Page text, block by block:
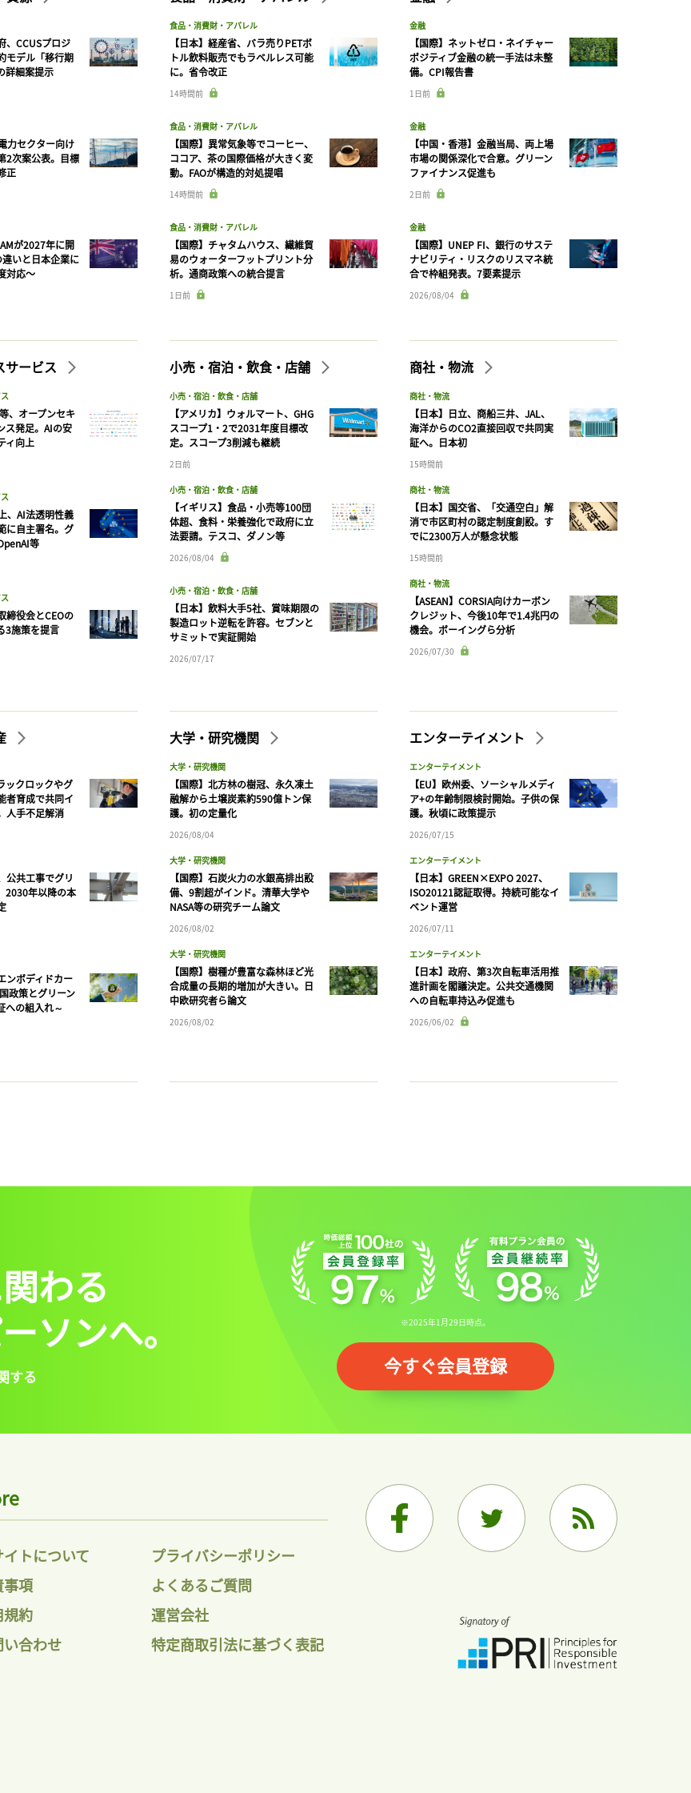
、CCUSプロジ
モデル「移行期
詳細案提示
力セクター向け
2次案公表。目標
正
が2027年に開
いと日本企業に
対応〜
食品・消費財・アパレル
【日本】経産省、バラ売りPETボ
トル飲料販売でもラベルレス可能
に。省令改正
14時間前
食品・消費財・アパレル
【国際】異常気象等でコーヒー、
ココア、茶の国際価格が大きく変
動。FAOが構造的対処提唱
14時間前
食品・消費財・アパレル
【国際】チャタムハウス、繊維貿
易のウォーターフットプリント分
析。通商政策への統合提言
1日前
金融
【国際】ネットゼロ・ネイチャー
ポジティブ金融の統一手法は未整
備。CPI報告書
1日前
金融
【中国・香港】金融当局、両上場
市場の関係深化で合意。グリーン
ファイナンス促進も
2日前
金融
【国際】UNEP FI、銀行のサステ
ナビリティ・リスクのリスマネ統
合で枠組発表。7要素提示
2026/08/04
サービス
、オープンセキ
ス発足。AIの安
ィ向上
、AI法透明性義
に自主署名。グ
等
締役会とCEOの
3施策を提言
小売・宿泊・飲食・店舗
小売・宿泊・飲食・店舗
【アメリカ】ウォルマート、GHG
スコープ1・2で2031年度目標改
定。スコープ3削減も継続
2日前
小売・宿泊・飲食・店舗
【イギリス】食品・小売等100団
体超、食料・栄養強化で政府に立
法要請。テスコ、ダノン等
2026/08/04
小売・宿泊・飲食・店舗
【日本】飲料大手5社、賞味期限の
製造ロット逆転を許容。セブンと
サミットで実証開始
2026/07/17
商社・物流
商社・物流
【日本】日立、商船三井、JAL、
海洋からのCO2直接回収で共同実
証へ。日本初
15時間前
商社・物流
【日本】国交省、「交通空白」解
消で市区町村の認定制度創設。す
でに2300万人が懸念状態
15時間前
商社・物流
【ASEAN】CORSIA向けカーボン
クレジット、今後10年で1.4兆円の
機会。ボーイングら分析
2026/07/30
ックロックやグ
者育成で共同イ
人手不足解消
公共工事でグリ
2030年以降の本
ンボディドカー
政策とグリーン
への組入れ～
大学・研究機関
大学・研究機関
【国際】北方林の樹冠、永久凍土
融解から土壌炭素約590億トン保
護。初の定量化
2026/08/04
大学・研究機関
【国際】石炭火力の水銀高排出設
備、9割超がインド。清華大学や
NASA等の研究チーム論文
2026/08/02
大学・研究機関
【国際】樹種が豊富な森林ほど光
合成量の長期的増加が大きい。日
中欧研究者ら論文
2026/08/02
エンターテイメント
エンターテイメント
【EU】欧州委、ソーシャルメディ
ア+の年齢制限検討開始。子供の保
護。秋頃に政策提示
2026/07/15
エンターテイメント
【日本】GREEN×EXPO 2027、
ISO20121認証取得。持続可能なイ
ベント運営
2026/07/11
エンターテイメント
【日本】政府、第3次自転車活用推
進計画を閣議決定。公共交通機関
への自転車持込み促進も
2026/06/02
記事をお気に入りに保存するには
ログイン 会員登録
わる
ソンへ。
する
※2025年1月29日時点。
今すぐ会員登録
イトについて
プライバシーポリシー
項
よくあるご質問
約
運営会社
い合わせ
特定商取引法に基づく表記